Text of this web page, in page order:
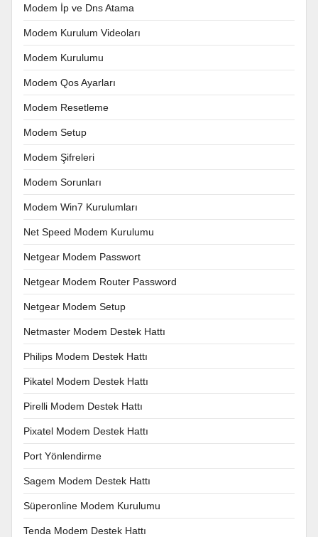
Modem İp ve Dns Atama
Modem Kurulum Videoları
Modem Kurulumu
Modem Qos Ayarları
Modem Resetleme
Modem Setup
Modem Şifreleri
Modem Sorunları
Modem Win7 Kurulumları
Net Speed Modem Kurulumu
Netgear Modem Passwort
Netgear Modem Router Password
Netgear Modem Setup
Netmaster Modem Destek Hattı
Philips Modem Destek Hattı
Pikatel Modem Destek Hattı
Pirelli Modem Destek Hattı
Pixatel Modem Destek Hattı
Port Yönlendirme
Sagem Modem Destek Hattı
Süperonline Modem Kurulumu
Tenda Modem Destek Hattı